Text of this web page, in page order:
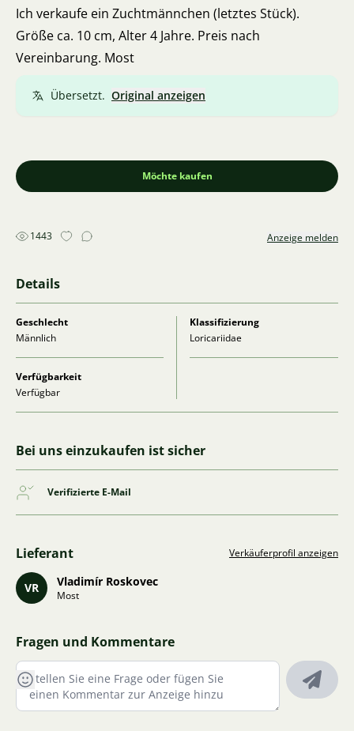
Ich verkaufe ein Zuchtmännchen (letztes Stück).
Größe ca. 10 cm, Alter 4 Jahre. Preis nach
Vereinbarung. Most
Übersetzt. Original anzeigen
Möchte kaufen
1443 Anzeige melden
Details
Geschlecht
Männlich
Klassifizierung
Loricariidae
Verfügbarkeit
Verfügbar
Bei uns einzukaufen ist sicher
Verifizierte E-Mail
Lieferant Verkäuferprofil anzeigen
VR Vladimír Roskovec
Most
Fragen und Kommentare